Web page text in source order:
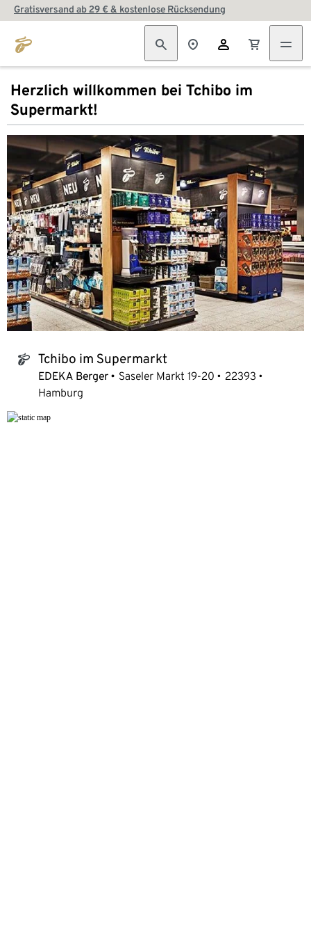
Gratisversand ab 29 € & kostenlose Rücksendung
Herzlich willkommen bei Tchibo im
Supermarkt!
tchibo_logo Tchibo im Supermarkt
EDEKA Berger Saseler Markt 19-20
22393
Hamburg